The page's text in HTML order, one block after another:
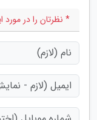
* نظرتان را در مورد